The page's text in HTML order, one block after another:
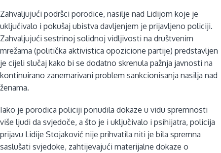
Zahvaljujući podršci porodice, nasilje nad Lidijom koje je
uključivalo i pokušaj ubistva davljenjem je prijavljeno policiji.
Zahvaljujući sestrinoj solidnoj vidljivosti na društvenim
mrežama (politička aktivistica opozicione partije) predstavljen
je cijeli slučaj kako bi se dodatno skrenula pažnja javnosti na
kontinuirano zanemarivani problem sankcionisanja nasilja nad
ženama.
Iako je porodica policiji ponudila dokaze u vidu spremnosti
više ljudi da svjedoče, a što je i uključivalo i psihijatra, policija
prijavu Lidije Stojaković nije prihvatila niti je bila spremna
saslušati svjedoke, zahtijevajući materijalne dokaze o